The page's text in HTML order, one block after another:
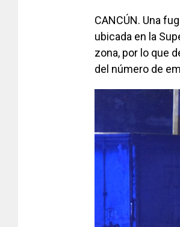
CANCÚN. Una
ubicada en la
zona, por lo que
del número de